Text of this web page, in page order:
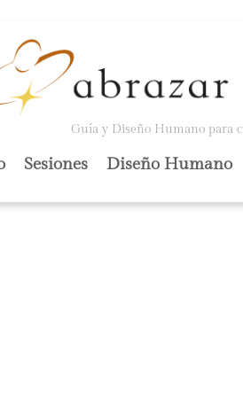
Guía y Diseño Humano para
Sesiones Diseño Humano